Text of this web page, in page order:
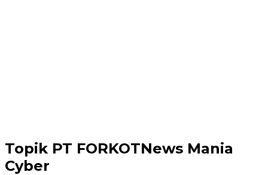
Topik PT FORKOTNews Mania
Cyber